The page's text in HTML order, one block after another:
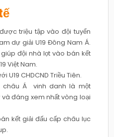
triệu tập vào đội tuyển
dự giải U19 Đông Nam Á.
đội nhà lọt vào bán kết
Việt Nam.
U19 CHDCND Triều Tiên.
Á vinh danh là một
đáng xem nhất vòng loại
kết giải đấu cấp châu lục